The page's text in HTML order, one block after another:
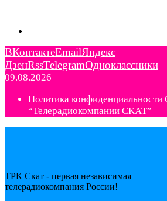
ВКонтактеEmailЯндекс
ДзенRssTelegramОдноклассники
09.08.2026
Политика
“Телерадиокомпании СКАТ”
ТРК Скат - первая независимая
телерадиокомпания Роcсии!